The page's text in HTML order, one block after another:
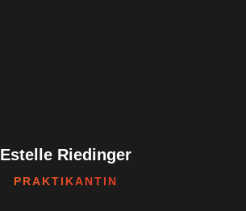
Estelle Riedinger
PRAKTIKANTIN